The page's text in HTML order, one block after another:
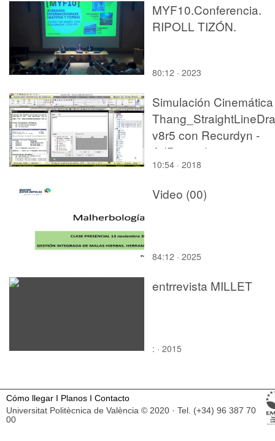
MYF10.Conferencia.
RIPOLL TIZÓN.
80:12 · 2023
Simulación Cinemática
v8r5 con Recurdyn -
AdP-t - 2 de 2
10:54 · 2018
Video (00)
84:12 · 2025
entrrevista MILLET
: · 2015
Cómo llegar I Planos I Contacto
Universitat Politècnica de València © 2020 · Tel. (+34) 96 387 70
00